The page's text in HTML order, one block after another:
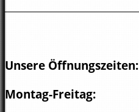
Unsere Öffnungszeiten:
Montag-Freitag: